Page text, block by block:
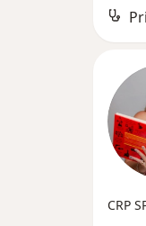
CRP